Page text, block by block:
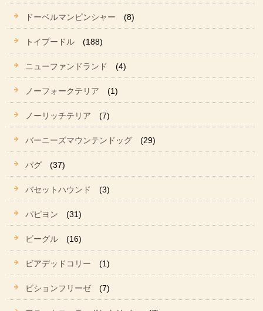
ドーベルマンピンシャー (8)
トイプードル (188)
ニューファンドランド (4)
ノーフォークテリア (1)
ノーリッチテリア (7)
バーニーズマウンテンドッグ (29)
パグ (37)
バセットハウンド (3)
パピヨン (31)
ビーグル (16)
ビアデッドコリー (1)
ビションフリーゼ (7)